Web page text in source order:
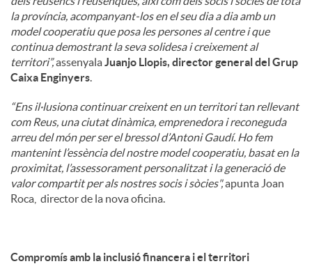
la província, acompanyant-los en el seu dia a dia amb un
model cooperatiu que posa les persones al centre i que
continua demostrant la seva solidesa i creixement al
territori”,assenyalaJuanjo Llopis, director general del Grup
Caixa Enginyers.
“Ens il·lusiona continuar creixent en un territori tan rellevant
com Reus, una ciutat dinàmica, emprenedora i reconeguda
arreu del món per ser el bressol d’Antoni Gaudí. Ho fem
mantenint l’essència del nostre model cooperatiu, basat en la
proximitat, l’assessorament personalitzat i la generació de
valor compartit per als nostres socis i sòcies",apunta Joan
Roca, director de la nova oficina.
Compromís amb la inclusió financera i el territori